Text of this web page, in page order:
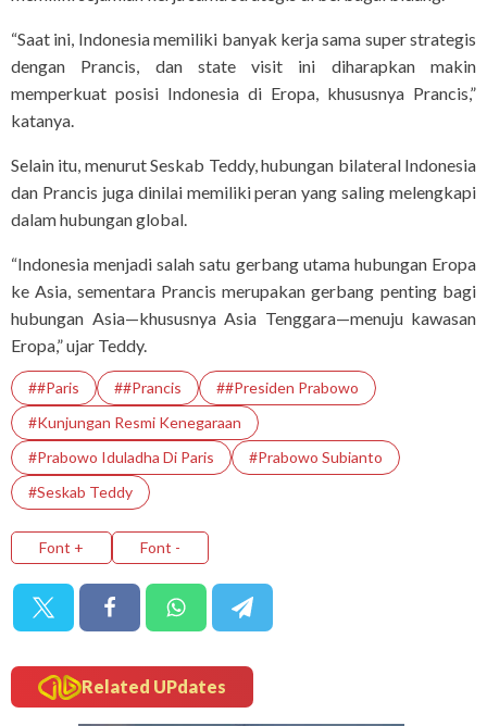
“Saat ini, Indonesia memiliki banyak kerja sama super strategis
dengan Prancis, dan state visit ini diharapkan makin
memperkuat posisi Indonesia di Eropa, khususnya Prancis,”
katanya.
Selain itu, menurut Seskab Teddy, hubungan bilateral Indonesia
dan Prancis juga dinilai memiliki peran yang saling melengkapi
dalam hubungan global.
“Indonesia menjadi salah satu gerbang utama hubungan Eropa
ke Asia, sementara Prancis merupakan gerbang penting bagi
hubungan Asia—khususnya Asia Tenggara—menuju kawasan
Eropa,” ujar Teddy.
##Paris ##Prancis
##Presiden Prabowo
#Kunjungan Resmi Kenegaraan
#Prabowo Iduladha Di Paris
#prabowo Subianto
#Seskab Teddy
Font + Font -
Related UPdates